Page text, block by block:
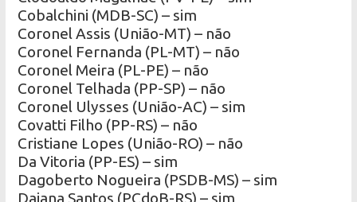
Cobalchini (MDB-SC) – sim
Coronel Assis (União-MT) – não
Coronel Fernanda (PL-MT) – não
Coronel Meira (PL-PE) – não
Coronel Telhada (PP-SP) – não
Coronel Ulysses (União-AC) – sim
Covatti Filho (PP-RS) – não
Cristiane Lopes (União-RO) – não
Da Vitoria (PP-ES) – sim
Dagoberto Nogueira (PSDB-MS) – sim
Daiana Santos (PCdoB-RS) – sim